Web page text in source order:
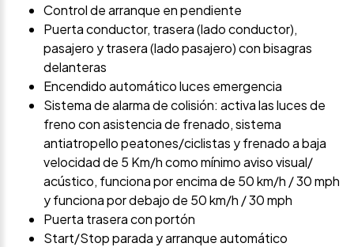
Control de arranque en pendiente
Puerta conductor, trasera (lado conductor),
pasajero y trasera (lado pasajero) con bisagras
delanteras
Encendido automático luces emergencia
Sistema de alarma de colisión: activa las luces de
freno con asistencia de frenado, sistema
antiatropello peatones/ciclistas y frenado a baja
velocidad de 5 Km/h como mínimo aviso visual/
acústico, funciona por encima de 50 km/h / 30 mph
y funciona por debajo de 50 km/h / 30 mph
Puerta trasera con portón
Start/Stop parada y arranque automático